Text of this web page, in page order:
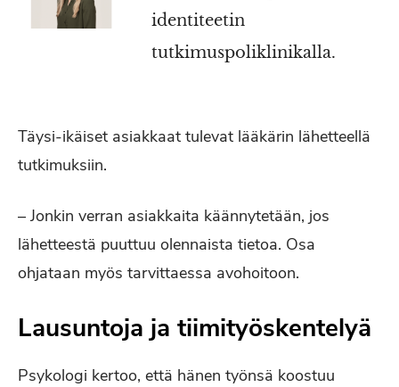
identiteetin
tutkimuspoliklinikalla.
Täysi-ikäiset asiakkaat tulevat lääkärin lähetteellä
tutkimuksiin.
– Jonkin verran asiakkaita käännytetään, jos
lähetteestä puuttuu olennaista tietoa. Osa
ohjataan myös tarvittaessa avohoitoon.
Lausuntoja ja tiimityöskentelyä
Psykologi kertoo, että hänen työnsä koostuu